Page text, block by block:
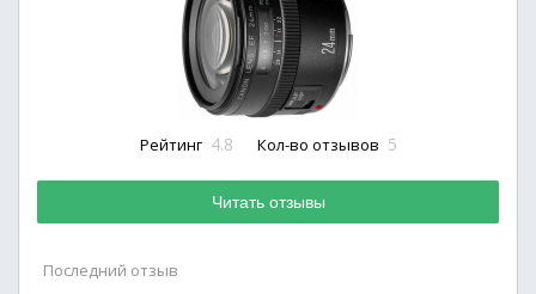
Рейтинг 4.8 Кол-во отзывов 5
Читать отзывы
Последний отзыв